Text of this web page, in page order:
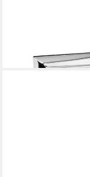
in 3-4 Werktagen bei dir